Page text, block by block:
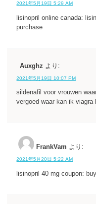
2021年5月19日 5:29 AM
lisinopril online canada:
purchase
Auxghz より:
2021年5月19日 10:07 PM
sildenafil voor vrouwen
vergoed waar kan ik viagra
FrankVam より:
2021年5月20日 5:22 AM
lisinopril 40 mg coupon: